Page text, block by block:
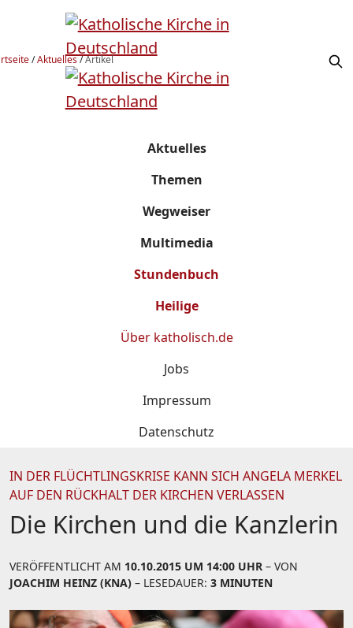
/Aktuelles/Artikel
Aktuelles
Themen
Wegweiser
Multimedia
Stundenbuch
Heilige
Über katholisch.de
Jobs
Impressum
Datenschutz
IN DER FLÜCHTLINGSKRISE KANN SICH ANGELA MERKEL
AUF DEN RÜCKHALT DER KIRCHEN VERLASSEN
Die Kirchen und die Kanzlerin
VERÖFFENTLICHT AM 10.10.2015 UM 14:00 UHR – VON
JOACHIM HEINZ (KNA) – LESEDAUER: 3 MINUTEN